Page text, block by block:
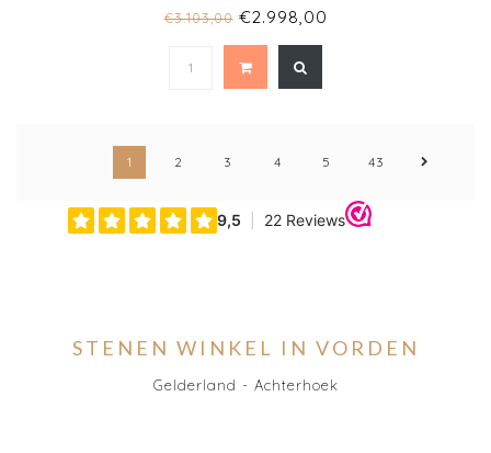
€3.103,00€2.998,00
1 2 3 4 5 43
STENEN WINKEL IN VORDEN
Gelderland - Achterhoek